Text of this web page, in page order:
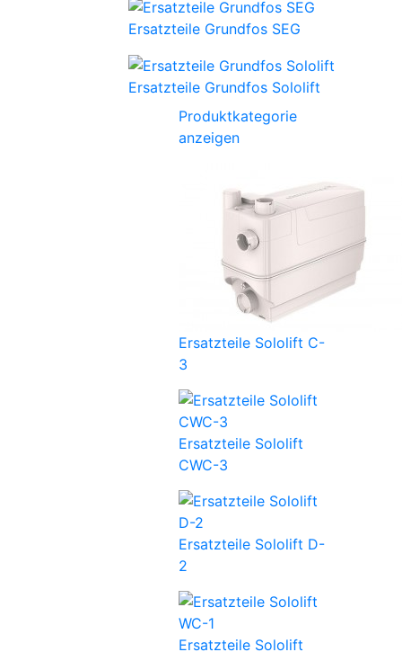
Ersatzteile Grundfos SEG
Ersatzteile Grundfos Sololift
Produktkategorie
anzeigen
Ersatzteile Sololift C-
3
Ersatzteile Sololift
CWC-3
Ersatzteile Sololift D-
2
Ersatzteile Sololift